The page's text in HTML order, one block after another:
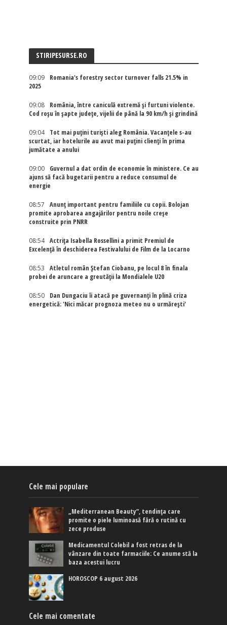
STIRIPESURSE.RO
09:09
Romania's forestry sector turnover falls 21.5% in
2025
09:08
România, între caniculă extremă și furtuni violente.
Cod roșu în șapte județe, vijelii de până la 90 km/h și grindină
09:04
Tot mai puțini turiști aleg România. Vacanțele s-au
scurtat, iar hotelurile au avut mai puțini clienți în prima
jumătate a anului
09:00
Guvernul a dat ordin de economie în ministere. Ce au
ajuns să facă bugetarii pentru a reduce consumul de
energie
08:57
Anunț important pentru familiile cu copii. Bolojan
promite aprobarea angajărilor pentru noile creșe
construite prin PNRR
08:54
Actriţa Isabella Rossellini a primit Premiul de
Excelenţă în deschiderea Festivalului de Film de la Locarno
08:53
Atletul român Ștefan Ciobanu, pe locul 8 în finala
probei de aruncare a greutății la Mondialele U20
08:50
Dan Dungaciu îi atacă pe guvernanți în plină criza
energetică: 'Nici măcar prognoza meteo nu o urmărești'
Cele mai populare
„Mediterranean Beauty”, tendința care
promite o piele luminoasă fără o rutină cu
zece produse
Medicamentul Colebil a fost retras de la
vânzare din toate farmaciile: Ce anume stă la
baza acestui lucru
HOROSCOP 6 august 2026
Cele mai comentate